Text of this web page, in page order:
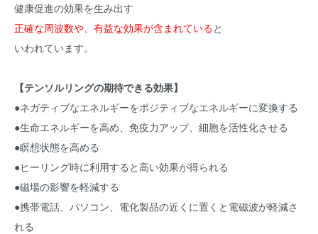
健康促進の効果を生み出す
正確な周波数や、有益な効果が含まれていると
いわれています。
【テンソルリングの期待できる効果】
●ネガティブなエネルギーをポジティブなエネルギーに変換する
●生命エネルギーを高め、免疫力アップ、細胞を活性化させる
●瞑想状態を高める
●ヒーリング時に利用すると高い効果が得られる
●磁場の影響を軽減する
●携帯電話、パソコン、電化製品の近くに置くと電磁波が軽減さ
れる